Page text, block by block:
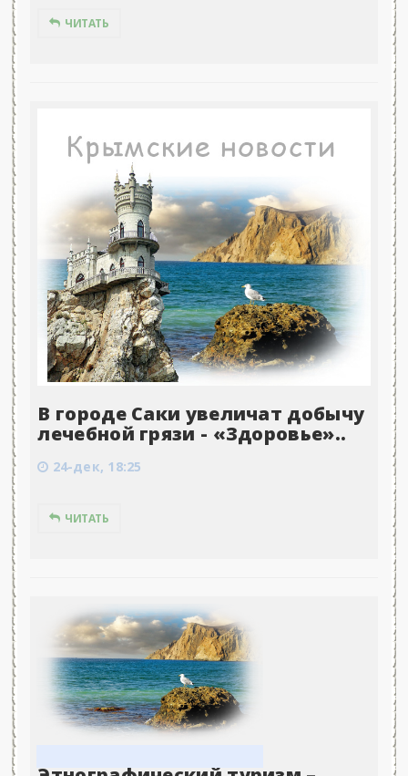
ЧИТАТЬ
В городе Саки увеличат добычу
лечебной грязи - «Здоровье»..
24-дек, 18:25
ЧИТАТЬ